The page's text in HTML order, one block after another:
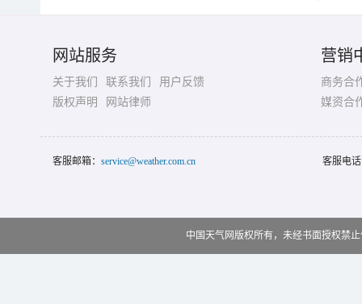
网站服务
关于我们 联系我们
用户反馈
版权声明
网站律师
营销
商务合
媒资合
客服邮箱： service@weather.com.cn 客服电
中国天气网版权所有，未经书面授权